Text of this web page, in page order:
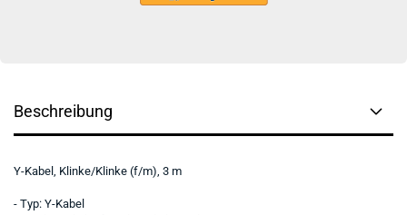
Beschreibung
Y-Kabel, Klinke/Klinke (f/m), 3 m
- Typ: Y-Kabel